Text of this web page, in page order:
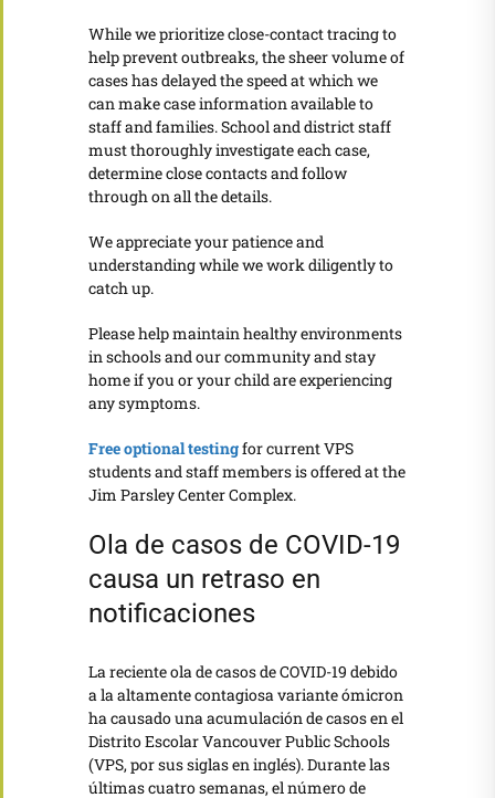
While we prioritize close-contact tracing to
help prevent outbreaks, the sheer volume of
cases has delayed the speed at which we
can make case information available to
staff and families. School and district staff
must thoroughly investigate each case,
determine close contacts and follow
through on all the details.
We appreciate your patience and
understanding while we work diligently to
catch up.
Please help maintain healthy environments
in schools and our community and stay
home if you or your child are experiencing
any symptoms.
Free optional testingfor current VPS
students and staff members is offered at the
Jim Parsley Center Complex.
Ola de casos de COVID-19
causa un retraso en
notificaciones
La reciente ola de casos de COVID-19 debido
a la altamente contagiosa variante ómicron
ha causado una acumulación de casos en el
Distrito Escolar Vancouver Public Schools
(VPS, por sus siglas en inglés). Durante las
últimas cuatro semanas, el número de